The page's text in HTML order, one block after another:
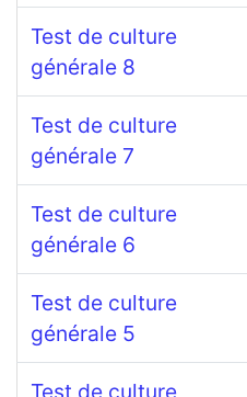
Test de culture
générale 8
Test de culture
générale 7
Test de culture
générale 6
Test de culture
générale 5
Test de culture